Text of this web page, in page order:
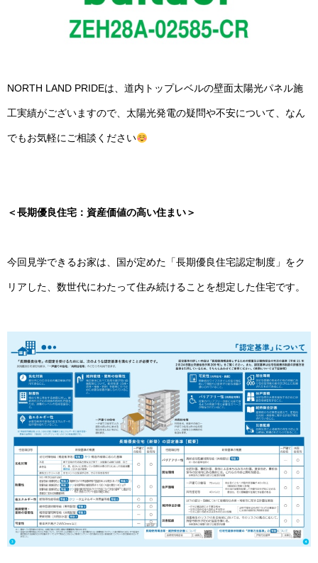
NORTH LAND PRIDEは、道内トップレベルの壁面太陽光パネル施
工実績がございますので、太陽光発電の疑問や不安について、なん
でもお気軽にご相談ください
＜長期優良住宅：資産価値の高い住まい＞
今回見学できるお家は、国が定めた「長期優良住宅認定制度」をク
リアした、数世代にわたって住み続けることを想定した住宅です。